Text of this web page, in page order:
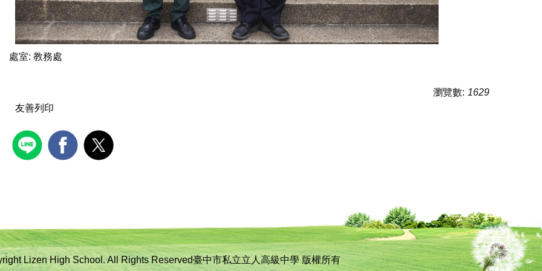
處室: 教務處
瀏覽數: 1629
友善列印
Lizen High School. All Rights Reserved臺中市私立立人高級中學 版權所有